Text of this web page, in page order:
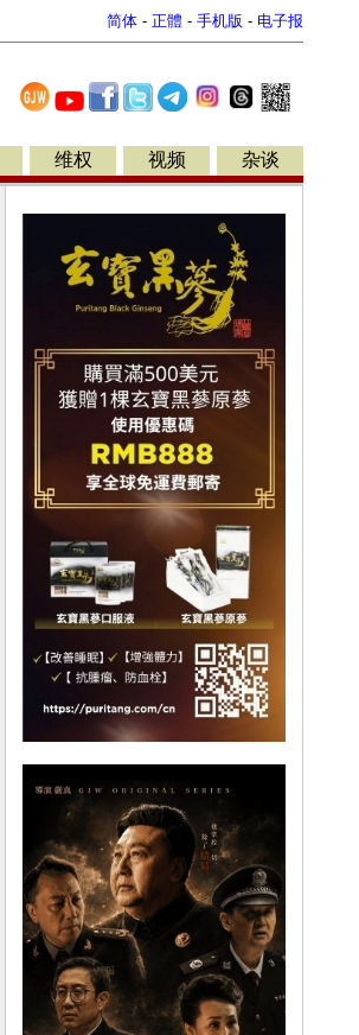
简体 - 正體 - 手机版 - 电子报
维权 视频 杂谈